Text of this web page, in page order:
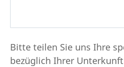
Bitte teilen Sie uns Ihre
bezüglich Ihrer